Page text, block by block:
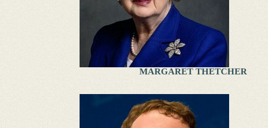
MARGARET THETCHER